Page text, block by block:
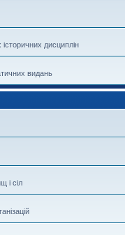
дисциплін
видань
і сіл